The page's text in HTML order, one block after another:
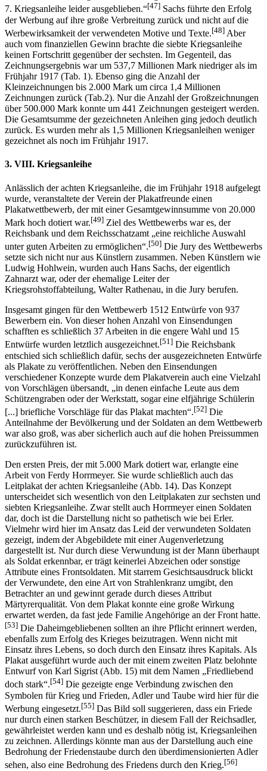
7. Kriegsanleihe leider ausgeblieben.“[47] Sachs führte den Erfolg
der Werbung auf ihre große Verbreitung zurück und nicht auf die
Werbewirksamkeit der verwendeten Motive und Texte.[48] Aber
auch vom finanziellen Gewinn brachte die siebte Kriegsanleihe
keinen Fortschritt gegenüber der sechsten. Im Gegenteil, das
Zeichnungsergebnis war um 537,7 Millionen Mark niedriger als im
Frühjahr 1917 (Tab. 1). Ebenso ging die Anzahl der
Kleinzeichnungen bis 2.000 Mark um circa 1,4 Millionen
Zeichnungen zurück (Tab.2). Nur die Anzahl der Großzeichnungen
über 500.000 Mark konnte um 441 Zeichnungen gesteigert werden.
Die Gesamtsumme der gezeichneten Anleihen ging jedoch deutlich
zurück. Es wurden mehr als 1,5 Millionen Kriegsanleihen weniger
gezeichnet als noch im Frühjahr 1917.
3. VIII. Kriegsanleihe
Anlässlich der achten Kriegsanleihe, die im Frühjahr 1918 aufgelegt
wurde, veranstaltete der Verein der Plakatfreunde einen
Plakatwettbewerb, der mit einer Gesamtgewinnsumme von 20.000
Mark hoch dotiert war.[49] Ziel des Wettbewerbs war es, der
Reichsbank und dem Reichsschatzamt „eine reichliche Auswahl
unter guten Arbeiten zu ermöglichen“.[50] Die Jury des Wettbewerbs
setzte sich nicht nur aus Künstlern zusammen. Neben Künstlern wie
Ludwig Hohlwein, wurden auch Hans Sachs, der eigentlich
Zahnarzt war, oder der ehemalige Leiter der
Kriegsrohstoffabteilung, Walter Rathenau, in die Jury berufen.
Insgesamt gingen für den Wettbewerb 1512 Entwürfe von 937
Bewerbern ein. Von dieser hohen Anzahl von Einsendungen
schafften es schließlich 37 Arbeiten in die engere Wahl und 15
Entwürfe wurden letztlich ausgezeichnet.[51] Die Reichsbank
entschied sich schließlich dafür, sechs der ausgezeichneten Entwürfe
als Plakate zu veröffentlichen. Neben den Einsendungen
verschiedener Konzepte wurde dem Plakatverein auch eine Vielzahl
von Vorschlägen übersandt, „in denen einfache Leute aus dem
Schützengraben oder der Werkstatt, sogar eine elfjährige Schülerin
[...] briefliche Vorschläge für das Plakat machten“.[52] Die
Anteilnahme der Bevölkerung und der Soldaten an dem Wettbewerb
war also groß, was aber sicherlich auch auf die hohen Preissummen
zurückzuführen ist.
Den ersten Preis, der mit 5.000 Mark dotiert war, erlangte eine
Arbeit von Ferdy Horrmeyer. Sie wurde schließlich auch das
Leitplakat der achten Kriegsanleihe (Abb. 14). Das Konzept
unterscheidet sich wesentlich von den Leitplakaten zur sechsten und
siebten Kriegsanleihe. Zwar stellt auch Horrmeyer einen Soldaten
dar, doch ist die Darstellung nicht so pathetisch wie bei Erler.
Vielmehr wird hier im Ansatz das Leid der verwundeten Soldaten
gezeigt, indem der Abgebildete mit einer Augenverletzung
dargestellt ist. Nur durch diese Verwundung ist der Mann überhaupt
als Soldat erkennbar, er trägt keinerlei Abzeichen oder sonstige
Attribute eines Frontsoldaten. Mit starrem Gesichtsausdruck blickt
der Verwundete, den eine Art von Strahlenkranz umgibt, den
Betrachter an und gewinnt gerade durch dieses Attribut
Märtyrerqualität. Von dem Plakat konnte eine große Wirkung
erwartet werden, da fast jede Familie Angehörige an der Front hatte.
[53] Die Daheimgebliebenen sollten an ihre Pflicht erinnert werden,
ebenfalls zum Erfolg des Krieges beizutragen. Wenn nicht mit
Einsatz ihres Lebens, so doch durch den Einsatz ihres Kapitals. Als
Plakat ausgeführt wurde auch der mit einem zweiten Platz belohnte
Entwurf von Karl Sigrist (Abb. 15) mit dem Namen „Friedliebend
doch stark“.[54] Die gezeigte enge Verbindung zwischen den
Symbolen für Krieg und Frieden, Adler und Taube wird hier für die
Werbung eingesetzt.[55] Das Bild soll suggerieren, dass ein Friede
nur durch einen starken Beschützer, in diesem Fall der Reichsadler,
gewährleistet werden kann und es deshalb nötig ist, Kriegsanleihen
zu zeichnen. Allerdings könnte man aus der Darstellung auch eine
Bedrohung der Friedenstaube durch den überdimensionierten Adler
sehen, also eine Bedrohung des Friedens durch den Krieg.[56]